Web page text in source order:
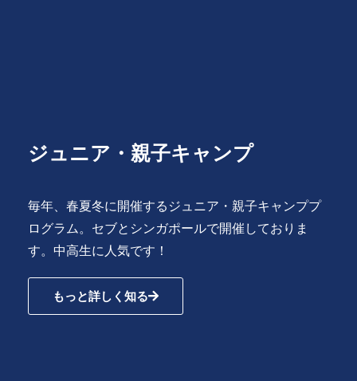
ジュニア・親子キャンプ
毎年、春夏冬に開催するジュニア・親子キャンププ
ログラム。セブとシンガポールで開催しておりま
す。中高生に人気です！
もっと詳しく知る